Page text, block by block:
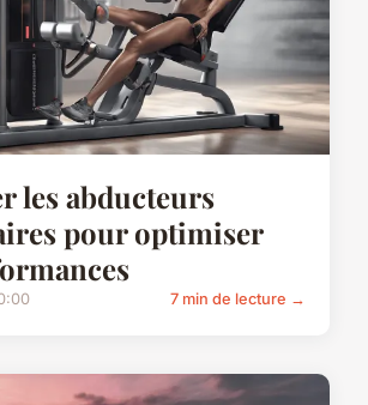
les abducteurs
pour optimiser
7 min de lecture →